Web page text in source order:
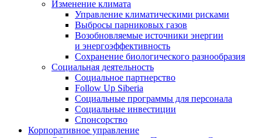
Изменение климата
Управление климатическими рисками
Выбросы парниковых газов
Возобновляемые источники энергии
и энергоэффективность
Сохранение биологического разнообразия
Социальная деятельность
Социальное партнерство
Follow Up Siberia
Социальные программы для персонала
Социальные инвестиции
Спонсорство
Корпоративное управление